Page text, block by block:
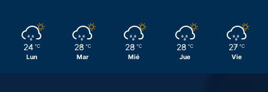
24 ℃
Lun
28 ℃
Mar
28 ℃
Mié
28 ℃
Jue
27 ℃
Vie